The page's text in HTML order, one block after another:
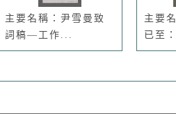
主要名稱：尹雪曼致
詞稿—工作...
主要
已至